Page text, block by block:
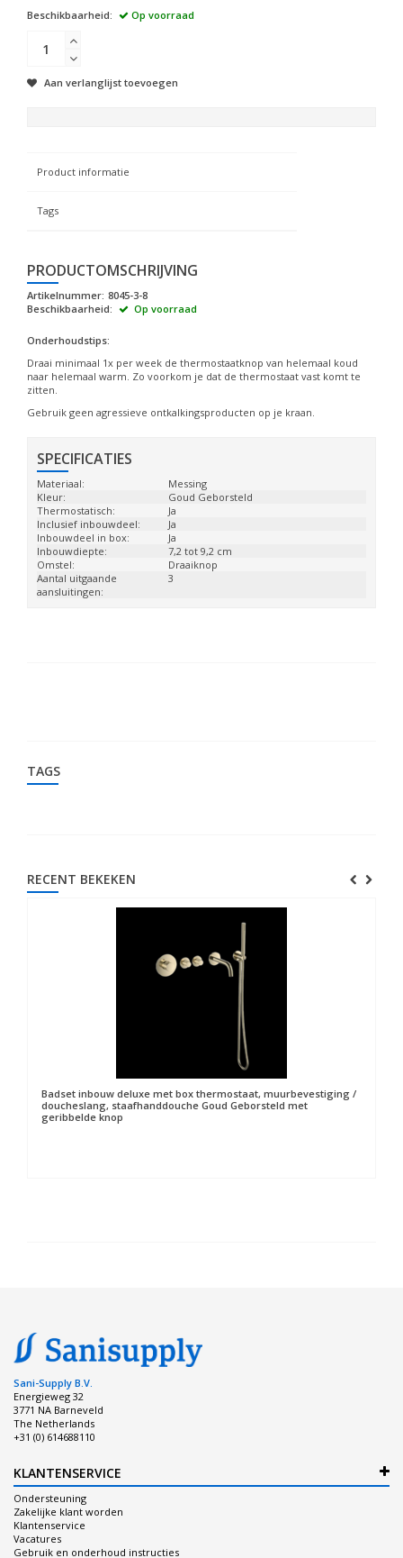
Beschikbaarheid:
Op voorraad
Aan verlanglijst toevoegen
Product informatie
Tags
PRODUCTOMSCHRIJVING
Artikelnummer: 8045-3-8
Beschikbaarheid:
Op voorraad
Onderhoudstips:
Draai minimaal 1x per week de thermostaatknop van helemaal koud
naar helemaal warm. Zo voorkom je dat de thermostaat vast komt te
zitten.
Gebruik geen agressieve ontkalkingsproducten op je kraan.
SPECIFICATIES
Materiaal:
Messing
Kleur:
Goud Geborsteld
Thermostatisch:
Ja
Inclusief inbouwdeel:
Ja
Inbouwdeel in box:
Ja
Inbouwdiepte:
7,2 tot 9,2 cm
Omstel:
Draaiknop
Aantal uitgaande
aansluitingen:
3
TAGS
RECENT BEKEKEN
Badset inbouw deluxe met box thermostaat, muurbevestiging /
doucheslang, staafhanddouche Goud Geborsteld met
geribbelde knop
Sani-Supply B.V.
Energieweg 32
3771 NA Barneveld
The Netherlands
+31 (0) 614688110
KLANTENSERVICE
Ondersteuning
Zakelijke klant worden
Klantenservice
Vacatures
Gebruik en onderhoud instructies